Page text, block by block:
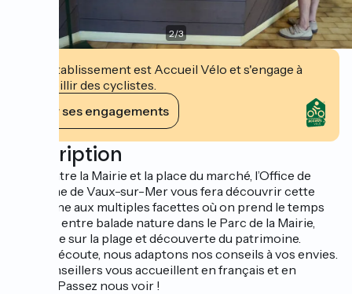
2/3
Cet établissement est Accueil Vélo et s'engage à
accueillir des cyclistes.
Voir ses engagements
Description
Situé entre la Mairie et la place du marché, l’Office de
Tourisme de Vaux-sur-Mer vous fera découvrir cette
commune aux multiples facettes où on prend le temps
de vivre, entre balade nature dans le Parc de la Mairie,
farniente sur la plage et découverte du patrimoine.
À votre écoute, nous adaptons nos conseils à vos envies.
Nos conseillers vous accueillent en français et en
anglais. Passez nous voir !